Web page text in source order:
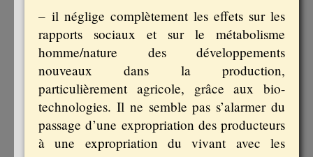
– il néglige complètement les effets sur les
rapports sociaux et sur le métabolisme
homme/nature des développements
nouveaux dans la production,
particulièrement agricole, grâce aux bio-
technologies. Il ne semble pas s’alarmer du
passage d’une expropriation des producteurs
à une expropriation du vivant avec les